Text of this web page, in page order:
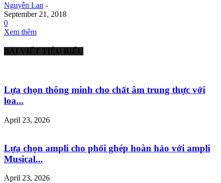
Nguyễn Lan -
September 21, 2018
0
Xem thêm
BÀI VIẾT TIÊU BIỂU
Lựa chọn thông minh cho chất âm trung thực với
loa...
April 23, 2026
Lựa chọn ampli cho phối ghép hoàn hảo với ampli
Musical...
April 23, 2026